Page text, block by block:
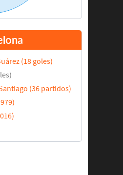
(18 goles)
(36 partidos)